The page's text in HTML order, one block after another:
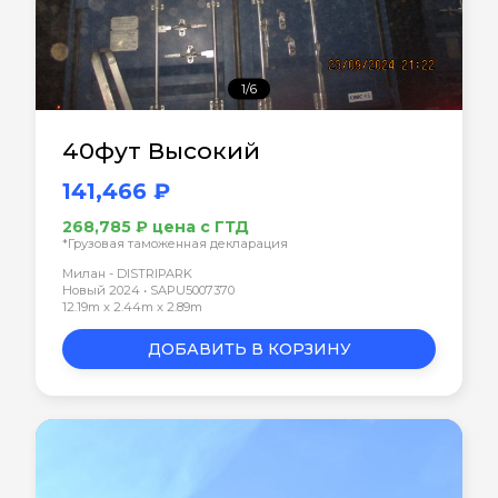
1/6
40фут Высокий
141,466 ₽
268,785 ₽ цена с ГТД
*Грузовая таможенная декларация
Милан - DISTRIPARK
Новый 2024 • SAPU5007370
12.19m x 2.44m x 2.89m
ДОБАВИТЬ В КОРЗИНУ